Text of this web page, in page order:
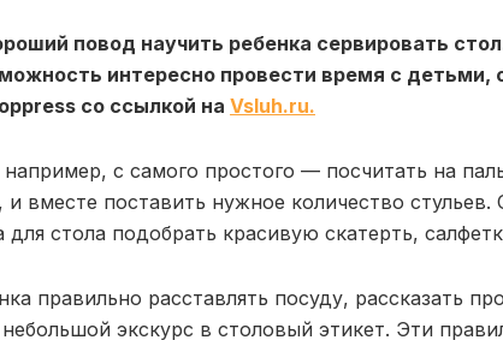
повод научить ребенка сервировать
интересно провести время с детьми,
со ссылкой на Vsluh.ru.
с самого простого — посчитать на
и вместе поставить нужное количество стульев.
стола подобрать красивую скатерть,
правильно расставлять посуду, рассказать
экскурс в столовый этикет. Эти